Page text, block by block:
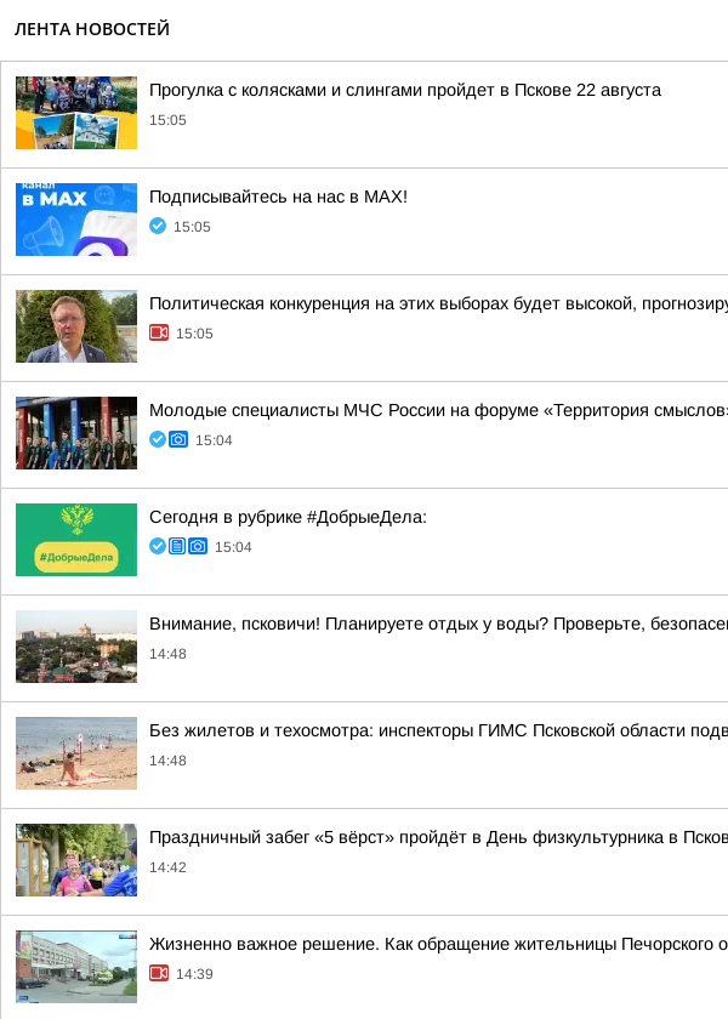
ЛЕНТА НОВОСТЕЙ
Прогулка с колясками и слингами пройдет в Пскове 22 августа
15:05
Подписывайтесь на нас в MAX!
15:05
Политическая конкуренция на этих выборах будет высокой,
15:05
Молодые специалисты МЧС России на форуме «Территория
15:04
Сегодня в рубрике #ДобрыеДела:
15:04
Внимание, псковичи! Планируете отдых у воды? Проверьте,
14:48
Без жилетов и техосмотра: инспекторы ГИМС Псковской области
14:48
Праздничный забег «5 вёрст» пройдёт в День физкультурника в
14:42
Жизненно важное решение. Как обращение жительницы Печорского
14:39